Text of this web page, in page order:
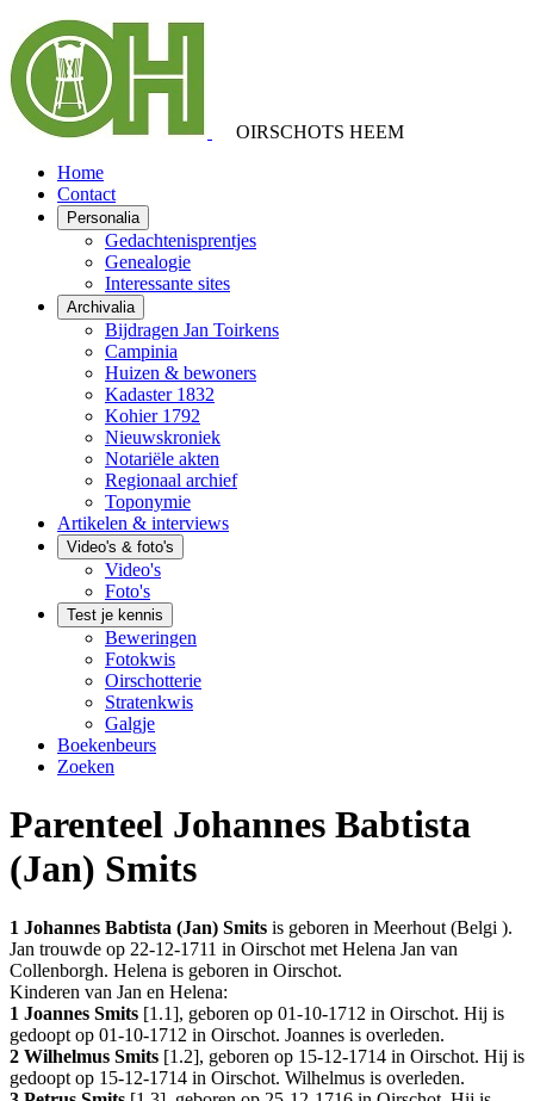
OIRSCHOTS HEEM
Home
Contact
Personalia
Gedachtenisprentjes
Genealogie
Interessante sites
Archivalia
Bijdragen Jan Toirkens
Campinia
Huizen & bewoners
Kadaster 1832
Kohier 1792
Nieuwskroniek
Notariële akten
Regionaal archief
Toponymie
Artikelen & interviews
Video's & foto's
Video's
Foto's
Test je kennis
Beweringen
Fotokwis
Oirschotterie
Stratenkwis
Galgje
Boekenbeurs
Zoeken
Parenteel Johannes Babtista
(Jan) Smits
1 Johannes Babtista (Jan) Smits is geboren in Meerhout (Belgi ).
Jan trouwde op 22-12-1711 in Oirschot met Helena Jan van
Collenborgh. Helena is geboren in Oirschot.
Kinderen van Jan en Helena:
1 Joannes Smits [1.1], geboren op 01-10-1712 in Oirschot. Hij is
gedoopt op 01-10-1712 in Oirschot. Joannes is overleden.
2 Wilhelmus Smits [1.2], geboren op 15-12-1714 in Oirschot. Hij is
gedoopt op 15-12-1714 in Oirschot. Wilhelmus is overleden.